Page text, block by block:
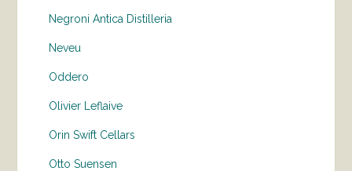
Negroni Antica Distilleria
Neveu
Oddero
Olivier Leflaive
Orin Swift Cellars
Otto Suensen